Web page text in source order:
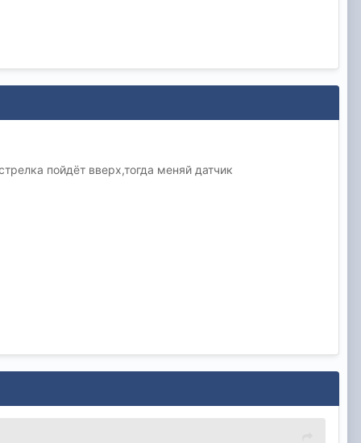
пойдёт вверх,тогда меняй датчик